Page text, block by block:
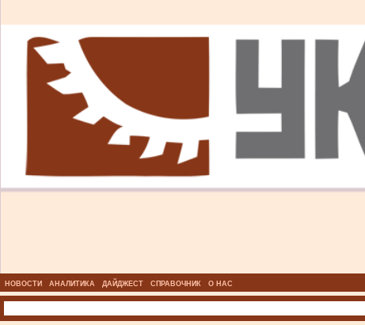
НОВОСТИ АНАЛИТИКА ДАЙДЖЕСТ СПРАВОЧНИК О НАС